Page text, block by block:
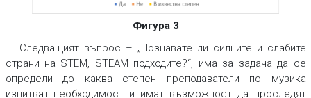
Фигура 3
Следващият въпрос – „Познавате ли силните и слабите
страни на STEM, STEAM подходите?“, има за задача да се
определи до каква степен преподаватели по музика
изпитват необходимост и имат възможност да проследят